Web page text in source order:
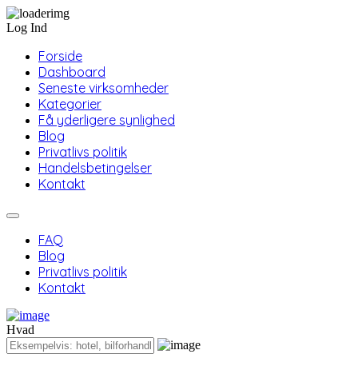
Log Ind
Forside
Dashboard
Seneste virksomheder
Kategorier
Få yderligere synlighed
Blog
Privatlivs politik
Handelsbetingelser
Kontakt
FAQ
Blog
Privatlivs politik
Kontakt
Hvad